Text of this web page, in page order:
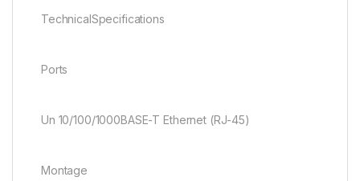
TechnicalSpecifications
Ports
Un 10/100/1000BASE-T Ethernet (RJ-45)
Montage